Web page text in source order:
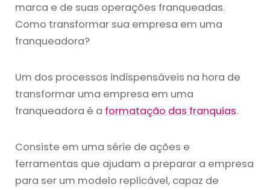
marca e de suas operações franqueadas.
Como transformar sua empresa em uma
franqueadora?
Um dos processos indispensáveis na hora de
transformar uma empresa em uma
franqueadora é a formatação das franquias.
Consiste em uma série de ações e
ferramentas que ajudam a preparar a empresa
para ser um modelo replicável, capaz de